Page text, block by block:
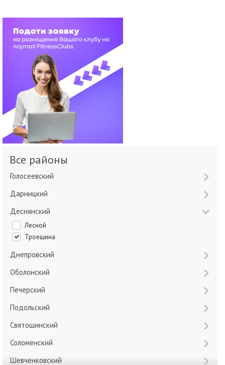
Все районы
Голосеевский
Дарницкий
Деснянский
Лесной
Троещина
Днепровский
Оболонский
Печерский
Подольский
Святошинский
Соломенский
Шевченковский